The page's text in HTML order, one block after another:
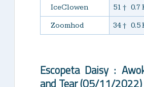
IceClowen 51 † 0.7
Zoomhod 34 † 0.5
Escopeta Daisy :
and Tear (05/11/2022)